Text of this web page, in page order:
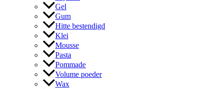
Gel
Gum
Hitte bestendigd
Klei
Mousse
Pasta
Pommade
Volume poeder
Wax